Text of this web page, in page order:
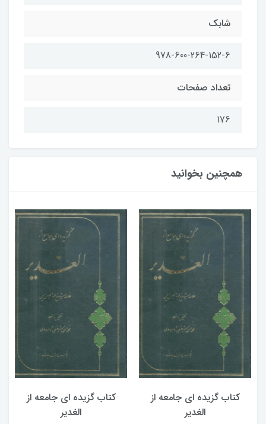
شابک
978-600-264-152-6
تعداد صفحات
176
همچنین بخوانید
کتاب گزیده ای جامعه از
الغدیر
کتاب گزیده ای جامعه از
الغدیر